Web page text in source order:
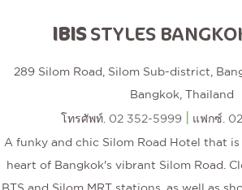
IBISSTYLES
289 Silom Road, Silom Sub-district,
Bangkok, Thailand
โทรศัพท์. 02 352-5999 | แฟกซ์.
A funky and chic Silom Road Hotel that
heart of Bangkok's vibrant Silom Road.
BTS and Silom MRT stations, as well as